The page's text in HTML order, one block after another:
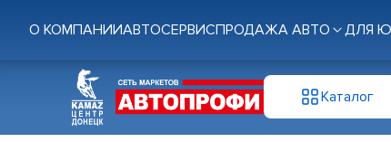
О КОМПАНИИАВТОСЕРВИСПРОДАЖА АВТО ДЛЯ
Каталог